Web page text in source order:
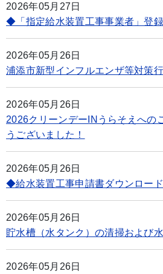
2026年05月27日
◆「指定給水装置工事事業者」登
2026年05月26日
浦添市新型インフルエンザ等対策
2026年05月26日
2026クリーンデーINうらそえへの
うございました！
2026年05月26日
◆給水装置工事申請書ダウンロー
2026年05月26日
貯水槽（水タンク）の清掃および
2026年05月26日